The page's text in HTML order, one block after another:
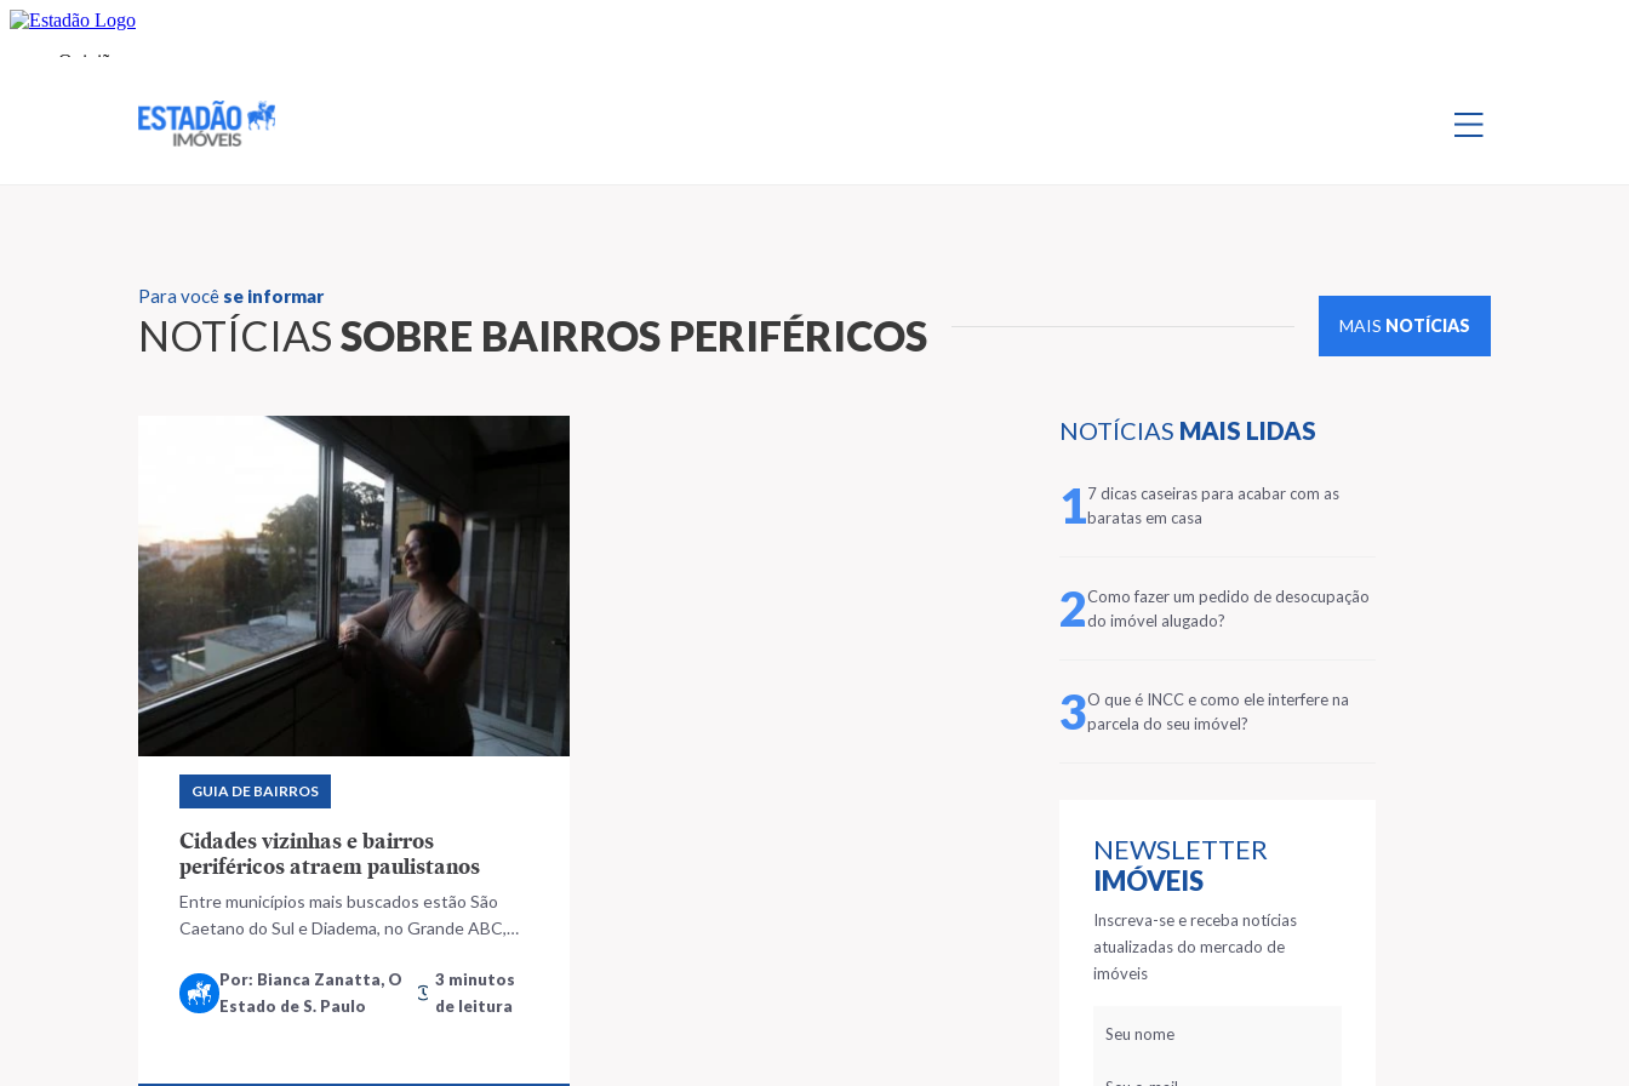
Para você se informar
NOTÍCIASSOBRE BAIRROS PERIFÉRICOS MAIS NOTÍCIAS
NOTÍCIAS MAIS LIDAS
17 dicas caseiras para acabar com as
baratas em casa
2Como fazer um pedido de desocupação
do imóvel alugado?
3O que é INCC e como ele interfere na
parcela do seu imóvel?
NEWSLETTER
IMÓVEIS
Inscreva-se e receba notícias
atualizadas do mercado de
imóveis
GUIA DE BAIRROS
Cidades vizinhas e bairros
periféricos atraem paulistanos
Entre municípios mais buscados estão São
Caetano do Sul e Diadema, no Grande ABC,
reduzida e necessidade de mais espaço
impulsionam busca por regiões menos
Por: Bianca Zanatta, O
Estado de S. Paulo
3 minutos
de leitura